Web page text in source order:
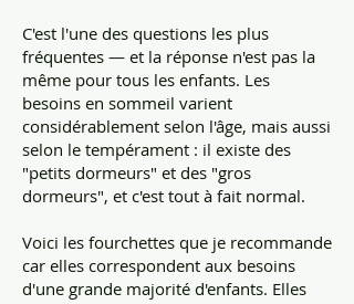
C'est l'une des questions les plus
fréquentes — et la réponse n'est pas la
même pour tous les enfants. Les
besoins en sommeil varient
considérablement selon l'âge, mais aussi
selon le tempérament : il existe des
"petits dormeurs" et des "gros
dormeurs", et c'est tout à fait normal.
Voici les fourchettes que je recommande
car elles correspondent aux besoins
d'une grande majorité d'enfants. Elles